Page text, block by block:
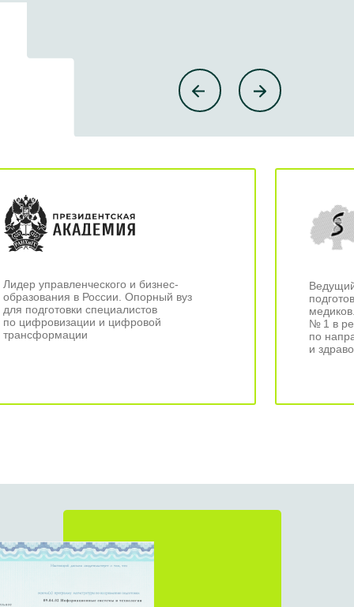
Лидер управленческого и бизнес-
образования в России. Опорный вуз
для подготовки специалистов
по цифровизации и цифровой
трансформации
№ 1 в
по
и